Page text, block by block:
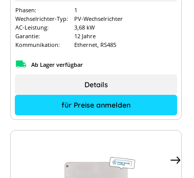
Phasen:
1
Wechselrichter-Typ:
PV-Wechselrichter
AC-Leistung:
3,68 kW
Garantie:
12 Jahre
Kommunikation:
Ethernet, RS485
Ab Lager verfügbar
für Preise anmelden
Details